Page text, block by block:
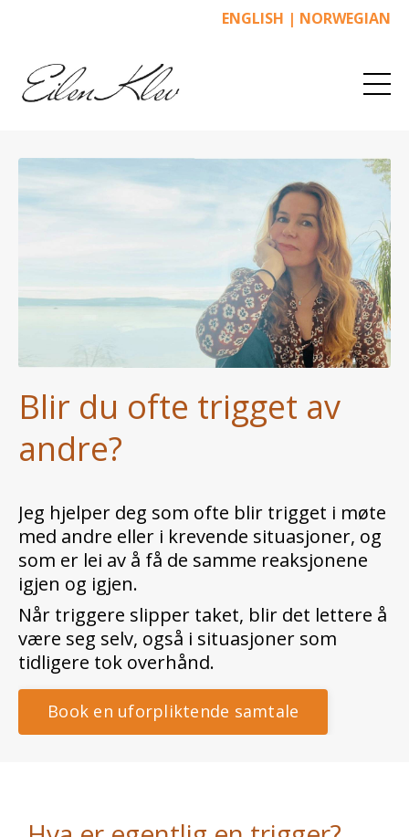
ENGLISH | NORWEGIAN
Blir du ofte trigget av
andre?
Jeg hjelper deg som ofte blir trigget i møte
med andre eller i krevende situasjoner, og
som er lei av å få de samme reaksjonene
igjen og igjen.
Når triggere slipper taket, blir det lettere å
være seg selv, også i situasjoner som
tidligere tok overhånd.
Book en uforpliktende samtale